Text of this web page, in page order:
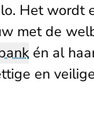
Het wordt
met de
én al
en